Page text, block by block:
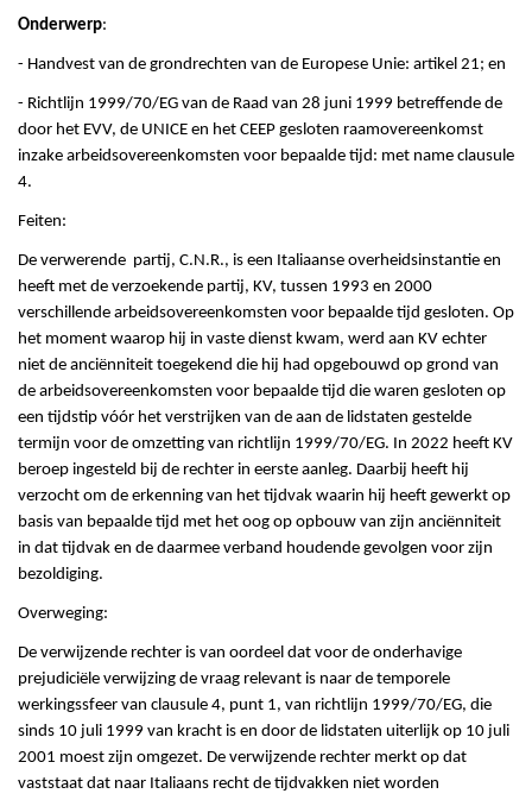
Onderwerp:
- Handvest van de grondrechten van de Europese Unie: artikel 21; en
- Richtlijn 1999/70/EG van de Raad van 28 juni 1999 betreffende de
door het EVV, de UNICE en het CEEP gesloten raamovereenkomst
inzake arbeidsovereenkomsten voor bepaalde tijd: met name clausule
4.
Feiten:
De verwerende partij, C.N.R., is een Italiaanse overheidsinstantie en
heeft met de verzoekende partij, KV, tussen 1993 en 2000
verschillende arbeidsovereenkomsten voor bepaalde tijd gesloten. Op
het moment waarop hij in vaste dienst kwam, werd aan KV echter
niet de anciënniteit toegekend die hij had opgebouwd op grond van
de arbeidsovereenkomsten voor bepaalde tijd die waren gesloten op
een tijdstip vóór het verstrijken van de aan de lidstaten gestelde
termijn voor de omzetting van richtlijn 1999/70/EG. In 2022 heeft KV
beroep ingesteld bij de rechter in eerste aanleg. Daarbij heeft hij
verzocht om de erkenning van het tijdvak waarin hij heeft gewerkt op
basis van bepaalde tijd met het oog op opbouw van zijn anciënniteit
in dat tijdvak en de daarmee verband houdende gevolgen voor zijn
bezoldiging.
Overweging:
De verwijzende rechter is van oordeel dat voor de onderhavige
prejudiciële verwijzing de vraag relevant is naar de temporele
werkingssfeer van clausule 4, punt 1, van richtlijn 1999/70/EG, die
sinds 10 juli 1999 van kracht is en door de lidstaten uiterlijk op 10 juli
2001 moest zijn omgezet. De verwijzende rechter merkt op dat
vaststaat dat naar Italiaans recht de tijdvakken niet worden